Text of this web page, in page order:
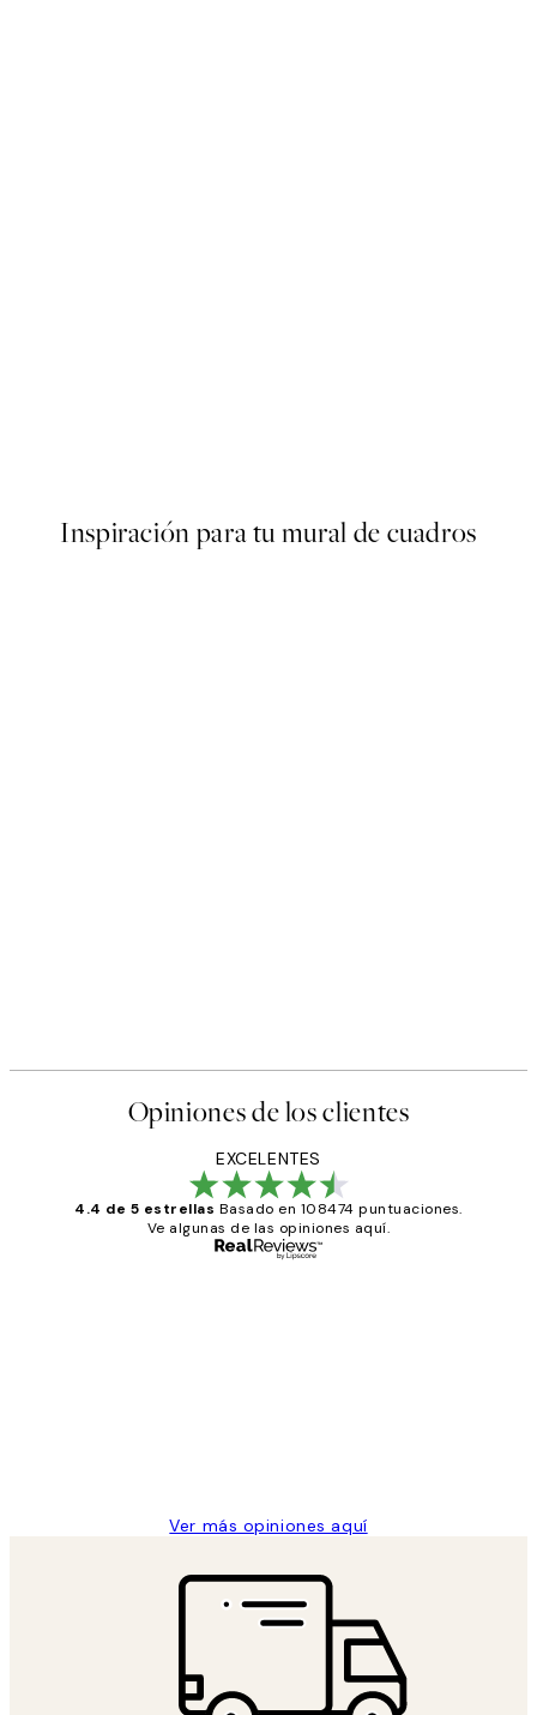
Inspiración para tu mural de cuadros
Opiniones de los clientes
EXCELENTES
4.4 de 5 estrellas Basado en 108474 puntuaciones.
Ve algunas de las opiniones aquí.
Ver más opiniones aquí